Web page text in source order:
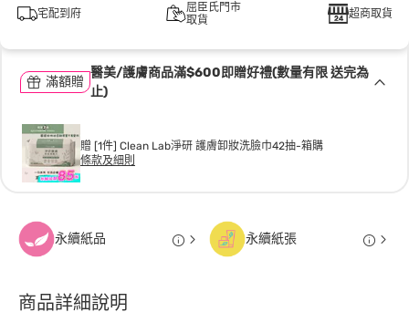
宅配到府
屈臣氏門市
取貨
超商取貨
滿額贈
醫美/護膚商品滿$600即贈好禮(數量有限 送完為
止)
贈 [1件] Clean Lab淨研 護膚卸妝洗臉巾42抽-箱購
條款及細則
永續紙品 永續紙張
商品詳細說明